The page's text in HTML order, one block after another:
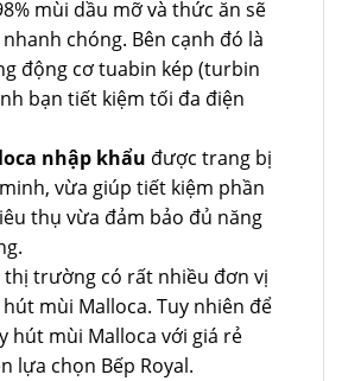
mùi dầu mỡ và thức ăn sẽ
chóng. Bên cạnh đó là
động cơ tuabin kép (turbin
bạn tiết kiệm tối đa điện
nhập khẩu được trang bị
vừa giúp tiết kiệm phần
thụ vừa đảm bảo đủ năng
thị trường có rất nhiều đơn vị
mùi Malloca. Tuy nhiên để
hút mùi Malloca với giá rẻ
lựa chọn Bếp Royal.